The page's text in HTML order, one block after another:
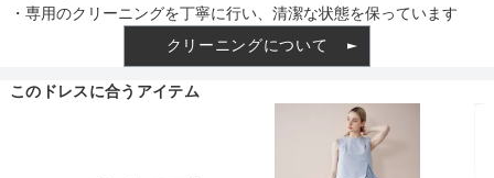
・専用のクリーニングを丁寧に行い、清潔な状態を保っています
クリーニングについて
このドレスに合うアイテム